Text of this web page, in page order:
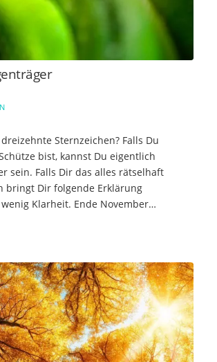
Sternzeichen? Falls Du
bist, kannst Du eigentlich
rätselhaft
bringt Dir folgende Erklärung
Klarheit. Ende November…